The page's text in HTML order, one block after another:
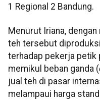
1 Regional 2 Bandung.
Menurut Iriana,
teh tersebut
terhadap pekerja petik
memikul beban ganda (
jual teh di pasar
melampaui harga